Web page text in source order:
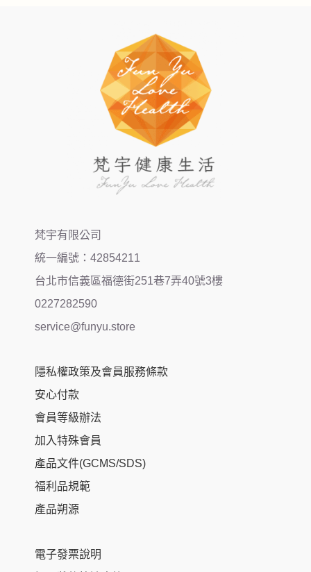
梵宇有限公司
統一編號：42854211
台北市信義區福德街251巷7弄40號3樓
0227282590
service@funyu.store
隱私權政策及會員服務條款
安心付款
會員等級辦法
加入特殊會員
產品文件(GCMS/SDS)
福利品規範
產品朔源
電子發票說明